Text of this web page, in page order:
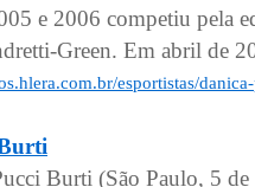
e 2006 competiu pela
Green. Em abril de
esportistas/
Burti (São Paulo, 5